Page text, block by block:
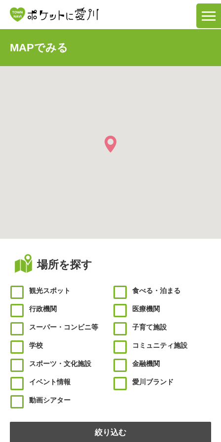
MAPでみる
場所を探す
観光スポット 食べる・泊まる
行政機関 医療機関
スーパー・コンビニ等 子育て施設
学校 コミュニティ施設
スポーツ・文化施設 金融機関
イベント情報 愛川ブランド
動画シアター